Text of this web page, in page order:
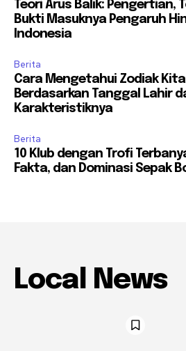
Teori Arus Balik: Pengertian,
Bukti Masuknya Pengaruh
Indonesia
Berita
Cara Mengetahui Zodiak
Berdasarkan Tanggal Lahir
Karakteristiknya
Berita
10 Klub dengan Trofi
Fakta, dan Dominasi Sepak
Local News